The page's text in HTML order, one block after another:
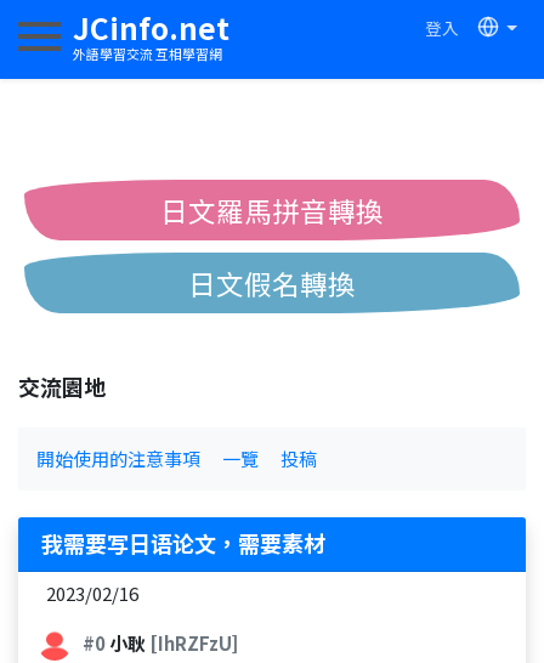
JCinfo.net
外語學習交流 互相學習網
登入
切換導航
日文羅馬拼音轉換
日文假名轉換
交流園地
開始使用的注意事項 一覽 投稿
我需要写日语论文，需要素材
2023/02/16
#0小耿 [IhRZFzU]